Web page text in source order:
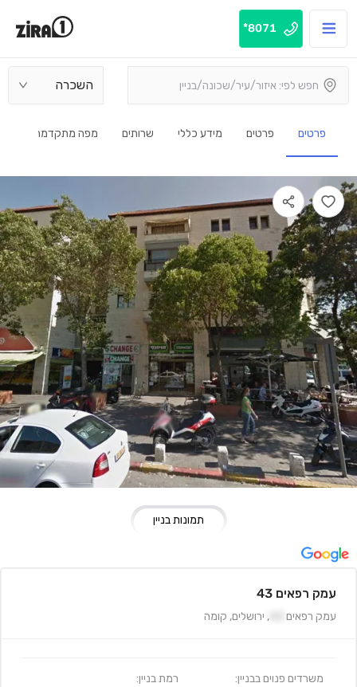
8071*
השכרה
פרטים פרטים מידע כללי שרותים מפה מתקדמת
תמונות בניין
עמק רפאים 43
עמק רפאים , ירושלים, קומה
משרדים פנוים בבניין: רמת בניין: